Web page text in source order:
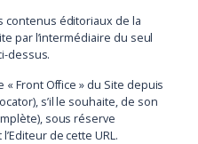
éditoriaux de la
par l’intermédiaire du seul
dessus.
Front Office » du Site depuis
s’il le souhaite, de son
sous réserve
de cette URL.